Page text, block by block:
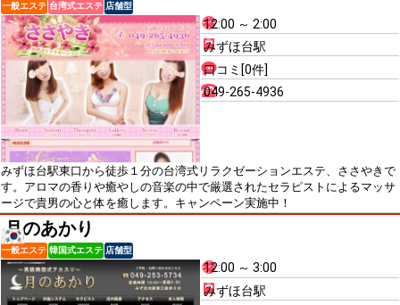
一般エステ 台湾式エステ 店舗型
12:00 ～ 2:00
みずほ台駅
口コミ[0件]
049-265-4936
みずほ台駅東口から徒歩１分の台湾式リラクゼーションエステ、ささやきで
す。アロマの香りや癒やしの音楽の中で厳選されたセラピストによるマッサ
ージで貴男の心と体を癒します。キャンペーン実施中！
月のあかり
一般エステ 韓国式エステ 店舗型
12:00 ～ 3:00
みずほ台駅